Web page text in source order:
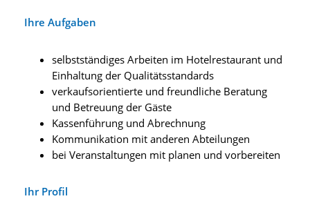
Ihre Aufgaben
selbstständiges Arbeiten im Hotelrestaurant und
Einhaltung der Qualitätsstandards
verkaufsorientierte und freundliche Beratung
und Betreuung der Gäste
Kassenführung und Abrechnung
Kommunikation mit anderen Abteilungen
bei Veranstaltungen mit planen und vorbereiten
Ihr Profil